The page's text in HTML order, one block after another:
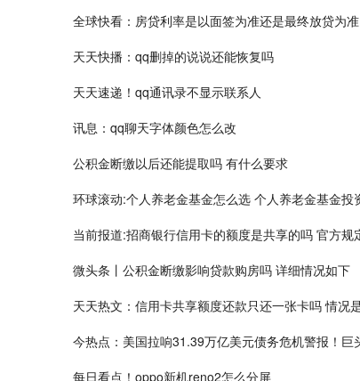
全球快看：房贷利率是以面签为准还是最终放贷为
天天快播：qq删掉的说说还能恢复吗
天天速递！qq通讯录不显示联系人
讯息：qq聊天字体颜色怎么改
公积金断缴以后还能提取吗 有什么要求
环球滚动:个人养老金基金怎么选 个人养老金基金投
当前报道:招商银行信用卡的额度是共享的吗 官方规
微头条丨公积金断缴影响贷款购房吗 详细情况如下
天天热文：信用卡共享额度还款只还一张卡吗 情况
今热点：美国拉响31.39万亿美元债务危机警报！
每日看点！oppo新机reno2怎么分屏